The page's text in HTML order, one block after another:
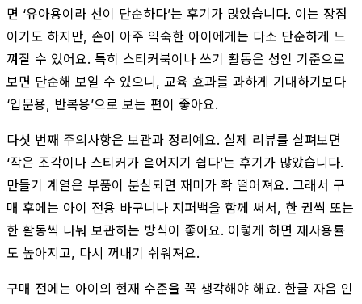
면 ‘유아용이라 선이 단순하다’는 후기가 많았습니다. 이는 장점
이기도 하지만, 손이 아주 익숙한 아이에게는 다소 단순하게 느
껴질 수 있어요. 특히 스티커북이나 쓰기 활동은 성인 기준으로
보면 단순해 보일 수 있으니, 교육 효과를 과하게 기대하기보다
‘입문용, 반복용’으로 보는 편이 좋아요.
다섯 번째 주의사항은 보관과 정리예요. 실제 리뷰를 살펴보면
‘작은 조각이나 스티커가 흩어지기 쉽다’는 후기가 많았습니다.
만들기 계열은 부품이 분실되면 재미가 확 떨어져요. 그래서 구
매 후에는 아이 전용 바구니나 지퍼백을 함께 써서, 한 권씩 또는
한 활동씩 나눠 보관하는 방식이 좋아요. 이렇게 하면 재사용률
도 높아지고, 다시 꺼내기 쉬워져요.
구매 전에는 아이의 현재 수준을 꼭 생각해야 해요. 한글 자음 인